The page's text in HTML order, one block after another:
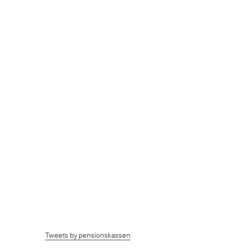
Tweets by pensionskassen